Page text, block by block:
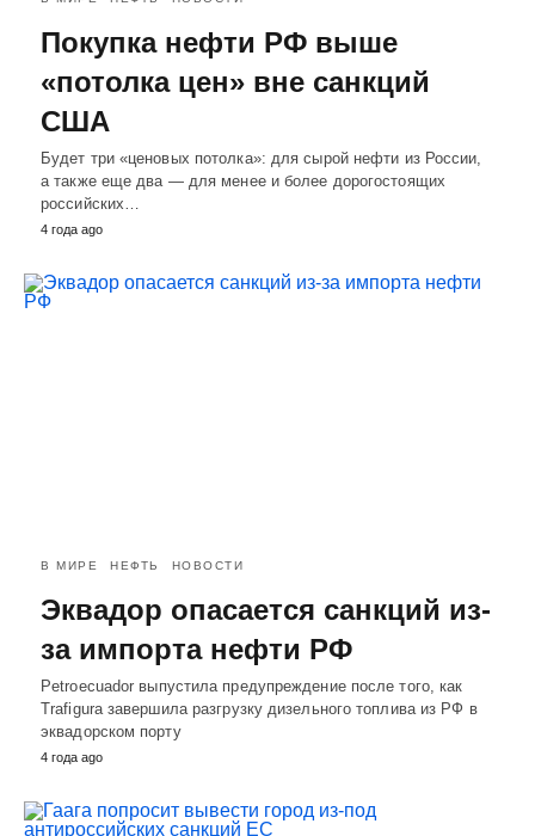
Покупка нефти РФ выше
«потолка цен» вне санкций
США
Будет три «ценовых потолка»: для сырой нефти из России,
а также еще два — для менее и более дорогостоящих
российских…
4 года ago
В МИРЕ НЕФТЬ НОВОСТИ
Эквадор опасается санкций из-
за импорта нефти РФ
Petroecuador выпустила предупреждение после того, как
Trafigura завершила разгрузку дизельного топлива из РФ в
эквадорском порту
4 года ago